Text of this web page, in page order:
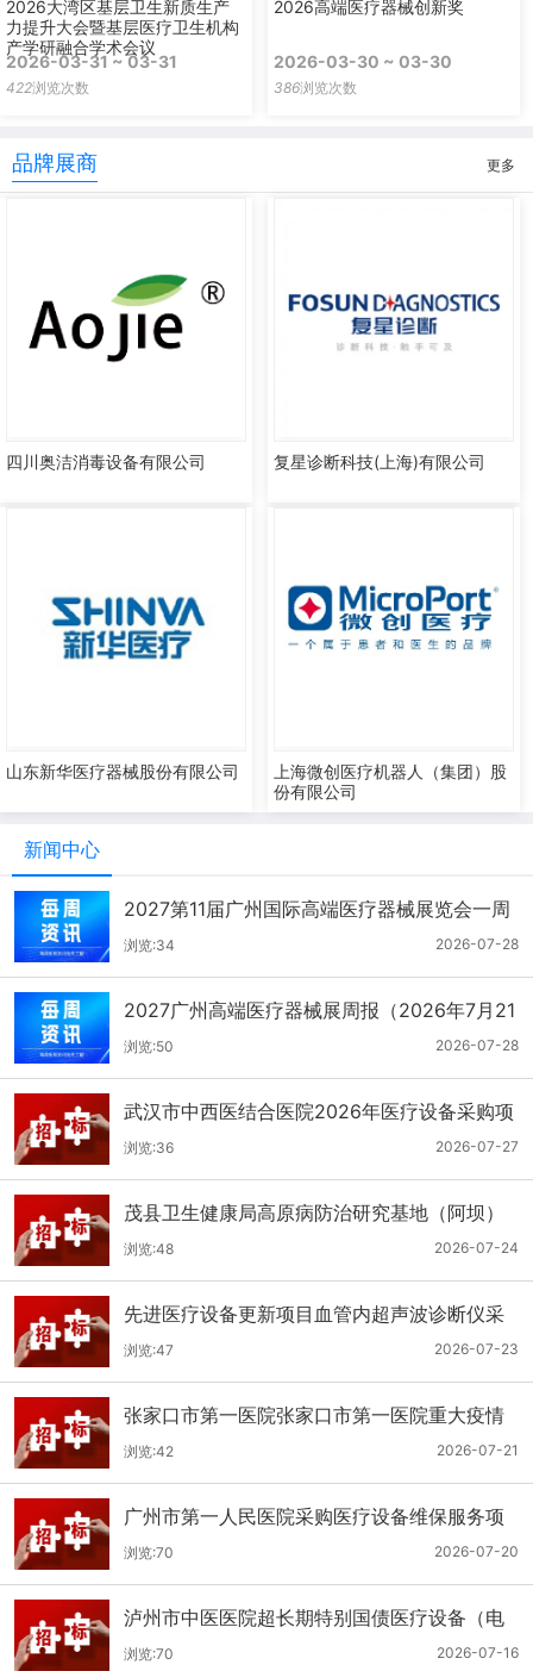
2026大湾区基层卫生新质生产
力提升大会暨基层医疗卫生机构
产学研融合学术会议
2026-03-31 ~ 03-31
422浏览次数
2026高端医疗器械创新奖
2026-03-30 ~ 03-30
386浏览次数
品牌展商 更多
四川奥洁消毒设备有限公司 复星诊断科技(上海)有限公司
山东新华医疗器械股份有限公司
上海微创医疗机器人（集团）股
份有限公司
新闻中心
2027第11届广州国际高端医疗器械展览会一周
报（7.22-7.28）
2026-07-28
浏览:34
2027广州高端医疗器械展周报（2026年7月21
-27日）
2026-07-28
浏览:50
武汉市中西医结合医院2026年医疗设备采购项
目三十三公开招标公告
2026-07-27
浏览:36
茂县卫生健康局高原病防治研究基地（阿坝）
手术、急救及生命支持类医疗设备购置项目招
标公告
2026-07-24
浏览:48
先进医疗设备更新项目血管内超声波诊断仪采
购（三次）公开招标公告
2026-07-23
浏览:47
张家口市第一医院张家口市第一医院重大疫情
救治基地手术室及重症监护室医疗设备采购项
目更正公告
2026-07-21
浏览:42
广州市第一人民医院采购医疗设备维保服务项
目（2026年第1批）(二次)（项目编号：GZSY-
2026FW-06）采购更正公告
2026-07-20
浏览:70
泸州市中医医院超长期特别国债医疗设备（电
子胃肠镜系统）采购更正公告（第二次）2026-07-16
浏览:70